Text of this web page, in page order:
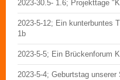
2023-30.5- 1.6; Projekttage
2023-5-12; Ein kunterbuntes
1b
2023-5-5; Ein Brückenforum
2023-5-4; Geburtstag unserer